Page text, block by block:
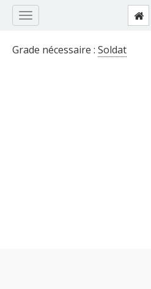
Grade nécessaire : Soldat